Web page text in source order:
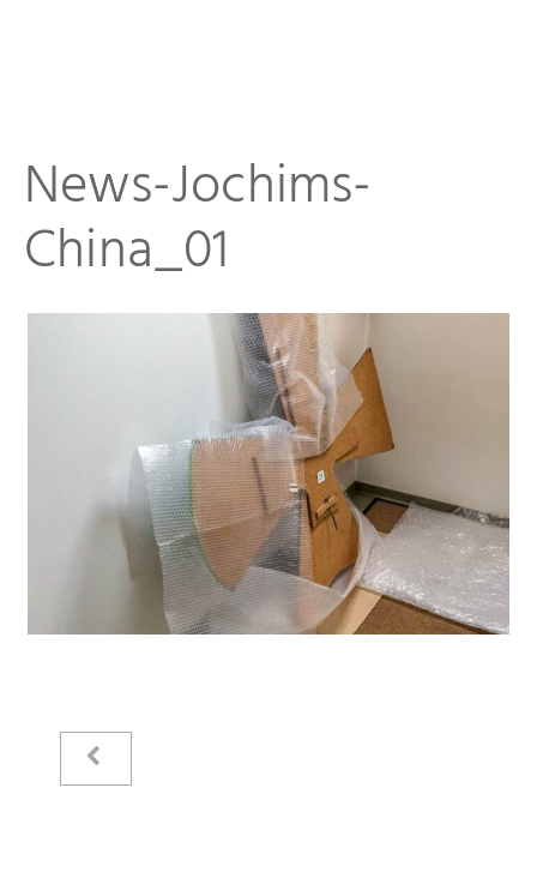
Startseite
Aktuelles
Eliashof
Sammlung zur Weltkunst
Sammlungsobjekte
Kataloge
Raimer Jochims
Papierarbeiten
Zeichnungen
News-Jochims-
China_01